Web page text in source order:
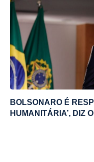
BOLSONARO É
HUMANITÁRIA’, DIZ